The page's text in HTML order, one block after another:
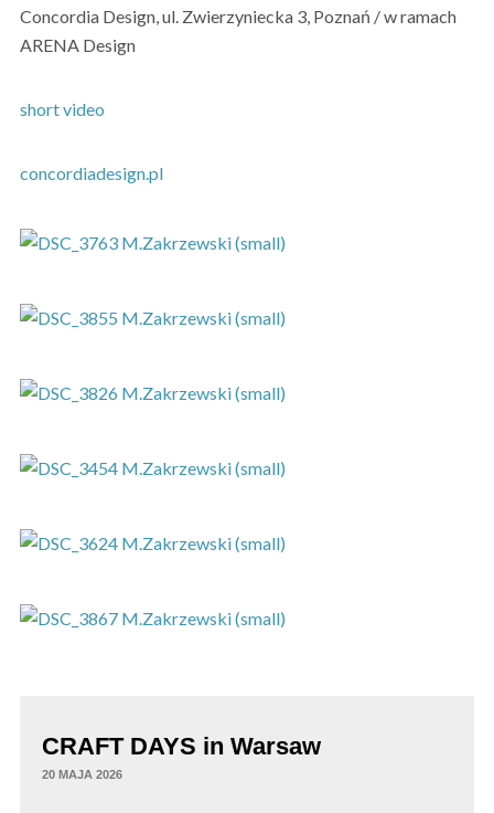
Concordia Design, ul. Zwierzyniecka 3, Poznań / w ramach
ARENA Design
short video
concordiadesign.pl
CRAFT DAYS in Warsaw
20 MAJA 2026